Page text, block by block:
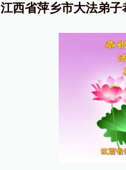
江西省萍乡市大法弟